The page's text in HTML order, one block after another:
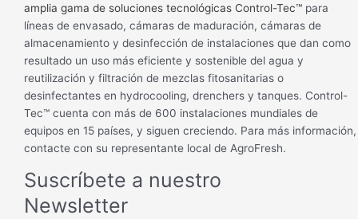
amplia gama de soluciones tecnológicas Control-Tec™ para
líneas de envasado, cámaras de maduración, cámaras de
almacenamiento y desinfección de instalaciones que dan como
resultado un uso más eficiente y sostenible del agua y
reutilización y filtración de mezclas fitosanitarias o
desinfectantes en hydrocooling, drenchers y tanques. Control-
Tec™ cuenta con más de 600 instalaciones mundiales de
equipos en 15 países, y siguen creciendo. Para más información,
contacte con su representante local de AgroFresh.
Suscríbete a nuestro
Newsletter